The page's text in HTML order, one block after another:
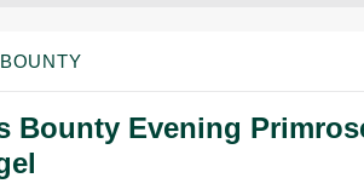
Bounty Evening